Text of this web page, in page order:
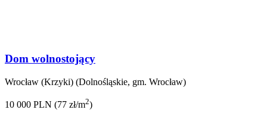
Dom wolnostojący
Wrocław (Krzyki) (Dolnośląskie, gm. Wrocław)
10 000 PLN (77 zł/m2)